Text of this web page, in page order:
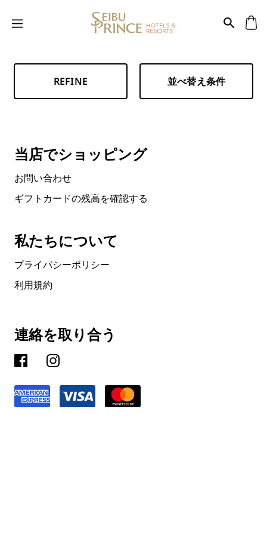
REFINE 並べ替え条件
当店でショッピング
お問い合わせ
ギフトカードの残高を確認する
私たちについて
プライバシーポリシー
利用規約
連絡を取り合う